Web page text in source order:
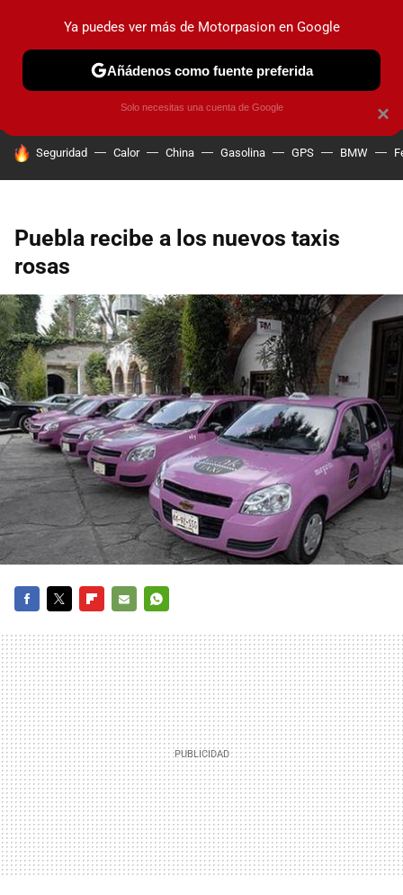
PRUEBAS COCHES ELÉCTRICOS OBSERVATORIO
HOY SE HABLA DE
Seguridad Calor China Gasolina GPS BMW
Puebla recibe a los nuevos taxis
rosas
MAIL
×
Ya puedes ver más de Motorpasion en Google
Añádenos como fuente preferida
Solo necesitas una cuenta de Google